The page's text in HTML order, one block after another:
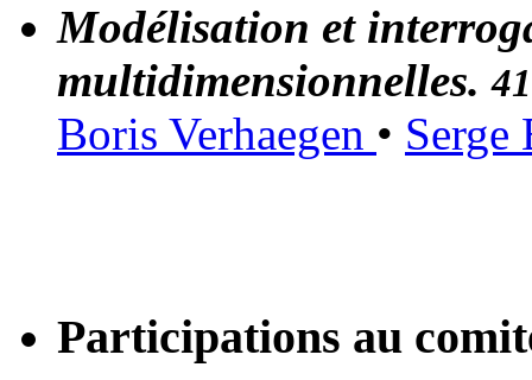
Modélisation et
multidimensionnelles.
Boris Verhaegen •
Participations au